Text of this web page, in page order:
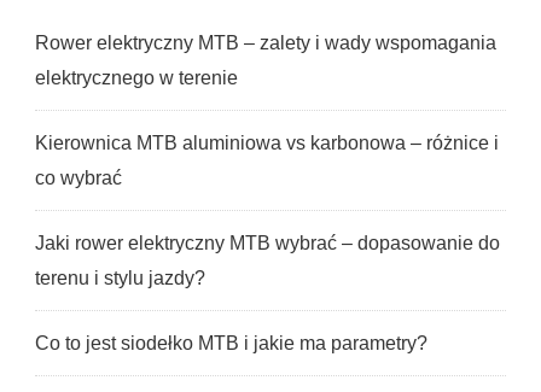
Rower elektryczny MTB – zalety i wady wspomagania
elektrycznego w terenie
Kierownica MTB aluminiowa vs karbonowa – różnice i
co wybrać
Jaki rower elektryczny MTB wybrać – dopasowanie do
terenu i stylu jazdy?
Co to jest siodełko MTB i jakie ma parametry?